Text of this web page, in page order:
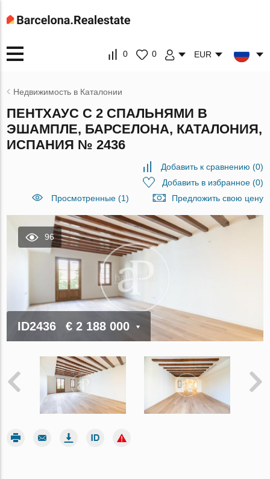
0 0 EUR
Недвижимость в Каталонии
ПЕНТХАУС С 2 СПАЛЬНЯМИ В
ЭШАМПЛЕ, БАРСЕЛОНА, КАТАЛОНИЯ,
ИСПАНИЯ № 2436
Добавить к сравнению (0)
Добавить в избранное(0)
Просмотренные (1)
Предложить свою цену
96
ID2436 € 2 188 000